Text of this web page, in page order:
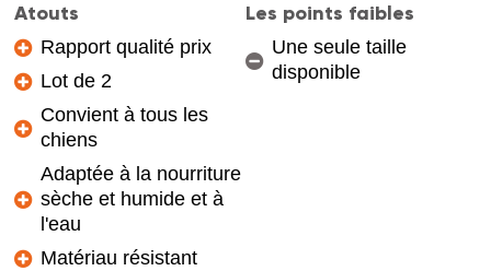
Atouts
Rapport qualité prix
Lot de 2
Convient à tous les
chiens
Adaptée à la nourriture
sèche et humide et à
l'eau
Matériau résistant
Les points faibles
Une seule taille
disponible